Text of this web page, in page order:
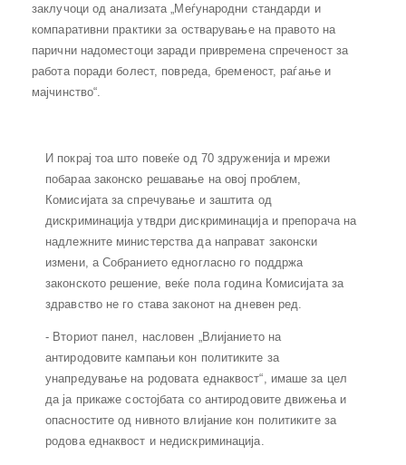
заклучоци од анализата „Меѓународни стандарди и
компаративни практики за остварување на правото на
парични надоместоци заради привремена спреченост за
работа поради болест, повреда, бременост, раѓање и
мајчинство“.
И покрај тоа што повеќе од 70 здруженија и мрежи
побараа законско решавање на овој проблем,
Комисијата за спречување и заштита од
дискриминација утвдри дискриминација и препорача на
надлежните министерства да направат законски
измени, а Собранието едногласно го поддржа
законското решение, веќе пола година Комисијата за
здравство не го става законот на дневен ред.
- Вториот панел, насловен „Влијанието на
антиродовите кампањи кон политиките за
унапредување на родовата еднаквост“, имаше за цел
да ја прикаже состојбата со антиродовите движења и
опасностите од нивното влијание кон политиките за
родова еднаквост и недискриминација.